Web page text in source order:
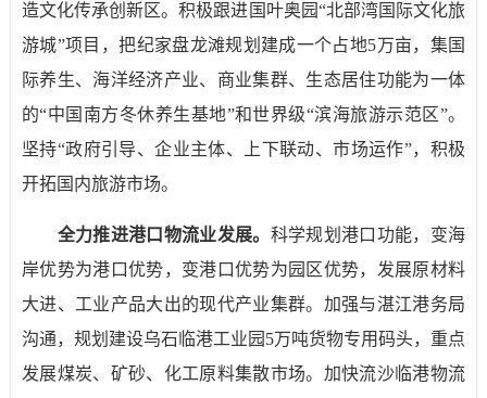
造文化传承创新区。积极跟进国叶奥园“北部湾国际文化旅
游城”项目，把纪家盘龙滩规划建成一个占地5万亩，集国
际养生、海洋经济产业、商业集群、生态居住功能为一体
的“中国南方冬休养生基地”和世界级“滨海旅游示范区”。
坚持“政府引导、企业主体、上下联动、市场运作”，积极
开拓国内旅游市场。
全力推进港口物流业发展。 科学规划港口功能，变海
岸优势为港口优势，变港口优势为园区优势，发展原材料
大进、工业产品大出的现代产业集群。加强与湛江港务局
沟通，规划建设乌石临港工业园 5万吨货物专用码头，重点
发展煤炭、矿砂、化工原料集散市场。加快流沙临港物流